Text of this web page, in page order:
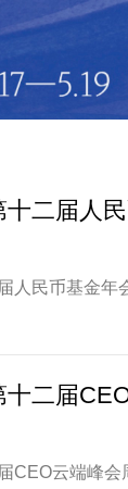
十二届人
人民币基金年
十二届
CEO云端峰会